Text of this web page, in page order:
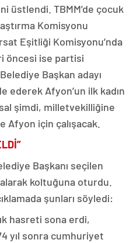
üstlendi. TBMM’de çocuk
Komisyonu
Eşitliği Komisyonu’nda
öncesi ise partisi
Başkan adayı
ederek Afyon’un ilk kadın
şimdi, milletvekilliğine
Afyon için çalışacak.
Başkanı seçilen
koltuğuna oturdu.
şunları söyledi:
hasreti sona erdi,
yıl sonra cumhuriyet